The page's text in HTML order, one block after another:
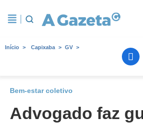
Início Capixaba GV
Bem-estar coletivo
Advogado faz